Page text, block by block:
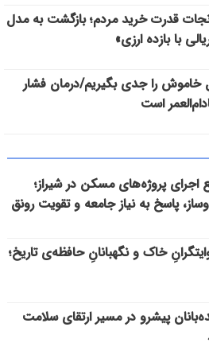
قدرت خرید مردم؛ بازگشت به مدل
با بازده ارزی»
خاموش را جدی بگیریم/درمان فشار
است
اجرای پروژه‌های مسکن در شیراز؛
پاسخ به نیاز جامعه و تقویت رونق
خاک و نگهبانانِ حافظه‌ی تاریخ؛
پیشرو در مسیر ارتقای سلامت